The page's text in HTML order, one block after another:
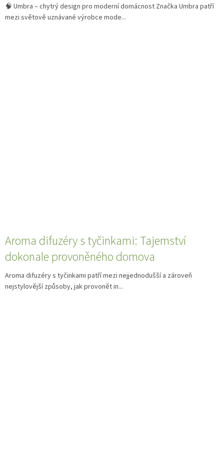
🧠 Umbra – chytrý design pro moderní domácnost Značka Umbra patří
mezi světově uznávané výrobce mode...
Aroma difuzéry s tyčinkami: Tajemství
dokonale provoněného domova
Aroma difuzéry s tyčinkami patří mezi nejjednodušší a zároveň
nejstylovější způsoby, jak provonět in...